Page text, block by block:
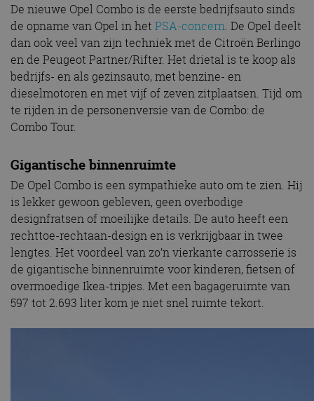
De nieuwe Opel Combo is de eerste bedrijfsauto sinds
de opname van Opel in het PSA-concern. De Opel deelt
dan ook veel van zijn techniek met de Citroën Berlingo
en de Peugeot Partner/Rifter. Het drietal is te koop als
bedrijfs- en als gezinsauto, met benzine- en
dieselmotoren en met vijf of zeven zitplaatsen. Tijd om
te rijden in de personenversie van de Combo: de
Combo Tour.
Gigantische binnenruimte
De Opel Combo is een sympathieke auto om te zien. Hij
is lekker gewoon gebleven, geen overbodige
designfratsen of moeilijke details. De auto heeft een
rechttoe-rechtaan-design en is verkrijgbaar in twee
lengtes. Het voordeel van zo’n vierkante carrosserie is
de gigantische binnenruimte voor kinderen, fietsen of
overmoedige Ikea-tripjes. Met een bagageruimte van
597 tot 2.693 liter kom je niet snel ruimte tekort.